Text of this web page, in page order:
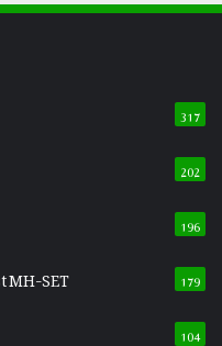
317
202
196
MH-SET 179
104